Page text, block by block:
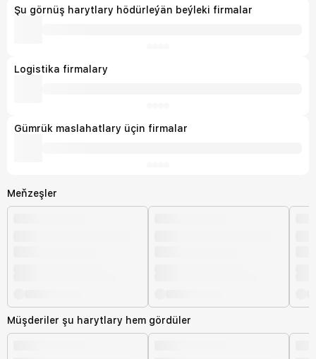
Meňzeşler
Müşderiler şu harytlary hem gördüler
Şu görnüş harytlary hödürleýän beýleki firmalar
Logistika firmalary
Gümrük maslahatlary üçin firmalar